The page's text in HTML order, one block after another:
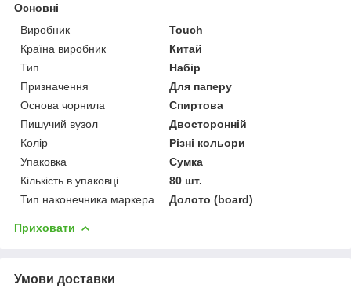
Основні
Виробник
Touch
Країна виробник
Китай
Тип
Набір
Призначення
Для паперу
Основа чорнила
Спиртова
Пишучий вузол
Двосторонній
Колір
Різні кольори
Упаковка
Сумка
Кількість в упаковці
80 шт.
Тип наконечника маркера
Долото (board)
Приховати
Умови доставки